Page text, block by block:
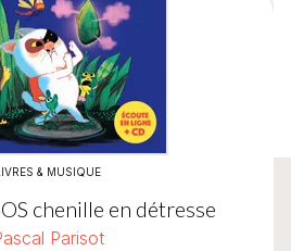
& MUSIQUE
chenille en détresse
Parisot